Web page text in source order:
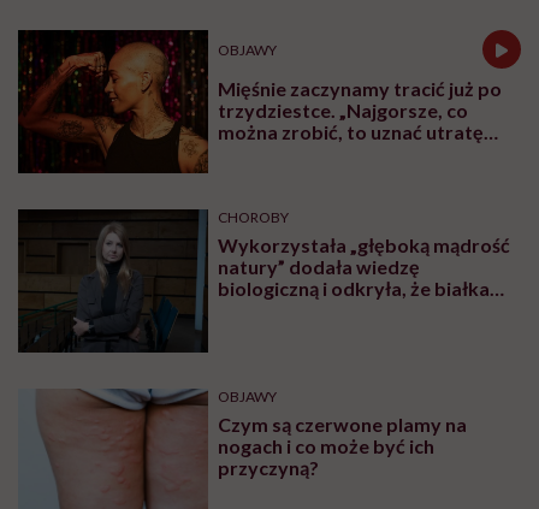
OBJAWY
Mięśnie zaczynamy tracić już po
trzydziestce. „Najgorsze, co
można zrobić, to uznać utratę
CHOROBY
Wykorzystała „głęboką mądrość
natury” dodała wiedzę
biologiczną i odkryła, że białka
OBJAWY
Czym są czerwone plamy na
nogach i co może być ich
przyczyną?